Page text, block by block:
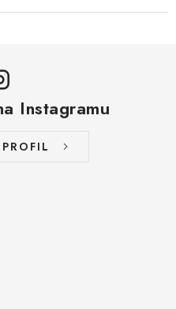
DOCHUCENÉ /
Instagramu